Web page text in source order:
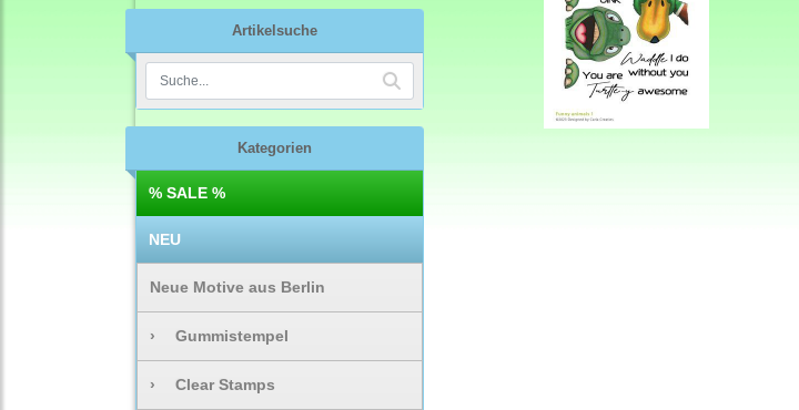
Artikelsuche
Kategorien
% SALE %
NEU
Neue Motive aus Berlin
› Gummistempel
› Clear Stamps